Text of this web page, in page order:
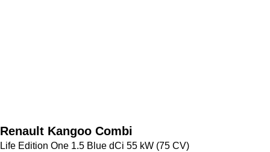
Renault Kangoo Combi
Life Edition One 1.5 Blue dCi 55 kW (75 CV)